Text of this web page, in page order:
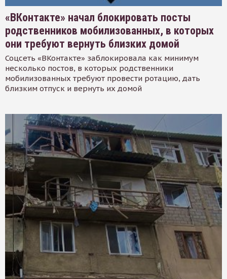
«ВКонтакте» начал блокировать посты
родственников мобилизованных, в которых
они требуют вернуть близких домой
Соцсеть «ВКонтакте» заблокировала как минимум
несколько постов, в которых родственники
мобилизованных требуют провести ротацию, дать
близким отпуск и вернуть их домой